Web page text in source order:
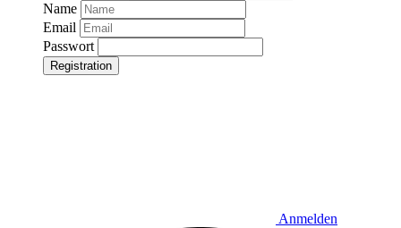
Name
Email
Passwort
Registration
Anmelden